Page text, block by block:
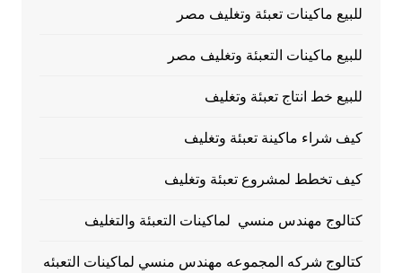
للبيع ماكينات تعبئة وتغليف مصر
للبيع ماكينات التعبئة وتغليف مصر
للبيع خط انتاج تعبئة وتغليف
كيف شراء ماكينة تعبئة وتغليف
كيف تخطط لمشروع تعبئة وتغليف
كتالوج مهندس منسي لماكينات التعبئة والتغليف
كتالوج شركه المجموعه مهندس منسي لماكينات التعبئه